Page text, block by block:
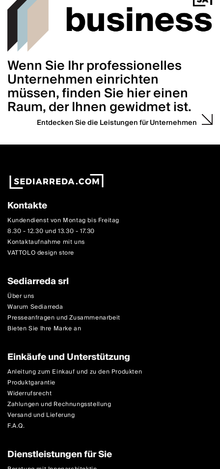
Wenn Sie Ihr professionelles
Unternehmen einrichten
müssen, finden Sie hier einen
Raum, der Ihnen gewidmet ist.
Entdecken Sie die Leistungen für Unternehmen
Kontakte
Kundendienst von Montag bis Freitag
8.30 - 12.30 und 13.30 - 17.30
Kontaktaufnahme mit uns
VATTOLO design store
Sediarreda srl
Über uns
Warum Sediarreda
Presseanfragen und Zusammenarbeit
Bieten Sie Ihre Marke an
Einkäufe und Unterstützung
Anleitung zum Einkauf und zu den Produkten
Produktgarantie
Widerrufsrecht
Zahlungen und Rechnungsstellung
Versand und Lieferung
F.A.Q.
Dienstleistungen für Sie